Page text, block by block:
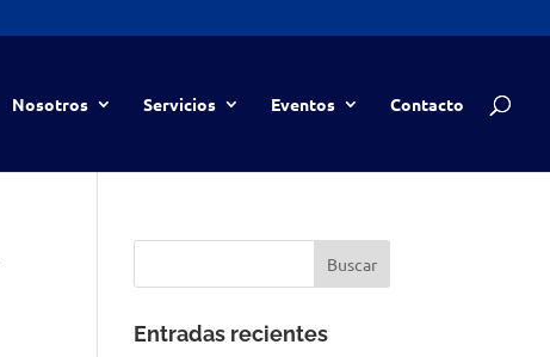
Nosotros Servicios Eventos Contacto
Entradas recientes